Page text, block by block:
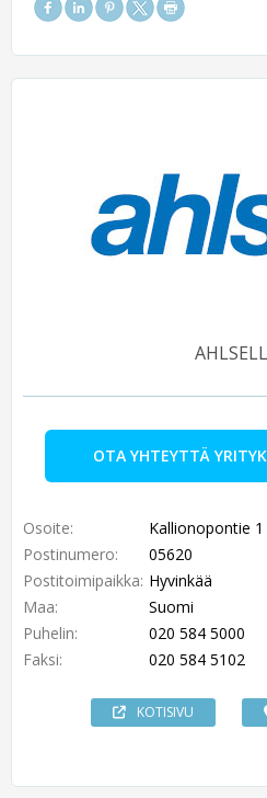
OTA YHTEYTTÄ
Osoite:
Kallionopontie 1
Postinumero:
05620
Postitoimipaikka: Hyvinkää
Maa:
Suomi
Puhelin:
020 584 5000
Faksi:
020 584 5102
KOTISIVU